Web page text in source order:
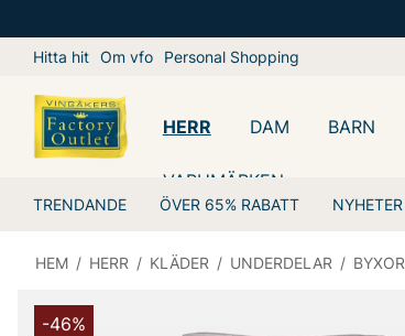
Hitta hit Om vfo Personal Shopping
HERR
TRENDANDE ÖVER 65% RABATT NYHETER
DAM BARN
VARUMÄRKEN
HEM / HERR / KLÄDER / UNDERDELAR / BYXOR
-46%